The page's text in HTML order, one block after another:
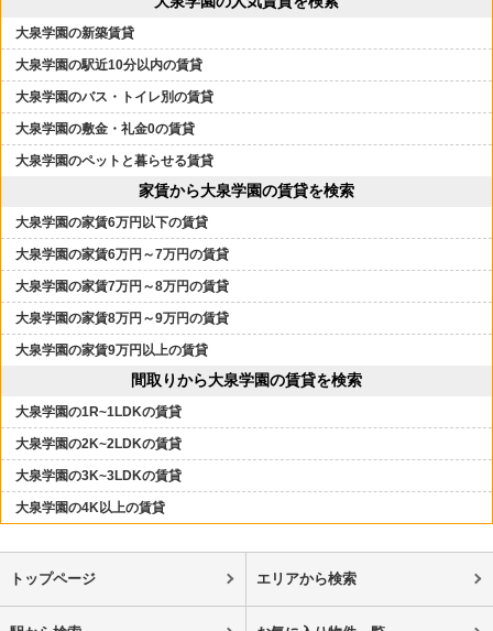
大泉学園の新築賃貸
大泉学園の駅近10分以内の賃貸
大泉学園のバス・トイレ別の賃貸
大泉学園の敷金・礼金0の賃貸
大泉学園のペットと暮らせる賃貸
家賃から大泉学園の賃貸を検索
大泉学園の家賃6万円以下の賃貸
大泉学園の家賃6万円～7万円の賃貸
大泉学園の家賃7万円～8万円の賃貸
大泉学園の家賃8万円～9万円の賃貸
大泉学園の家賃9万円以上の賃貸
間取りから大泉学園の賃貸を検索
大泉学園の1R~1LDKの賃貸
大泉学園の2K~2LDKの賃貸
大泉学園の3K~3LDKの賃貸
大泉学園の4K以上の賃貸
トップページ エリアから検索